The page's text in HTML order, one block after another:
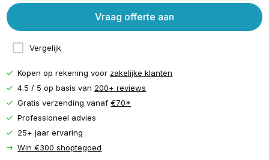
Vergelijk
Vraag offerte aan
Kopen op rekening voor zakelijke klanten
4.5 / 5 op basis van 200+ reviews
Gratis verzending vanaf€70*
Professioneel advies
25+ jaar ervaring
Win €300 shoptegoed